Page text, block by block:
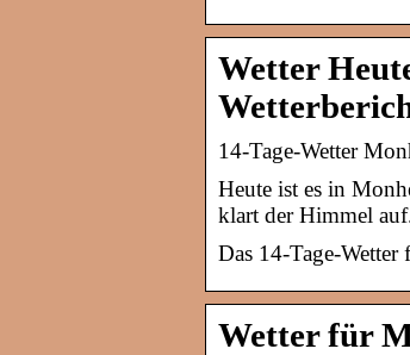
Wetter
14-Tage-Wetter
Heute ist es in
klart der Himmel
Das 14-Tage-
Wetter für